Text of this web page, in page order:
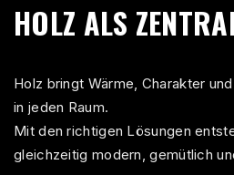
HOLZ ALS
Holz bringt Wärme, Charakter
in jeden Raum.
Mit den richtigen Lösungen
gleichzeitig modern, gemütlich